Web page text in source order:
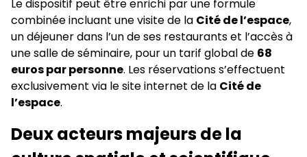
Le dispositif peut être enrichi par une formule
combinée incluant une visite de la Cité de l’espace,
un déjeuner dans l’un de ses restaurants et l’accès à
une salle de séminaire, pour un tarif global de 68
euros par personne. Les réservations s’effectuent
exclusivement via le site internet de la Cité de
l’espace.
Deux acteurs majeurs de la